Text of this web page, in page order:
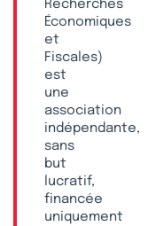
Recherches
Économiques
et
Fiscales)
est
une
association
indépendante,
sans
but
lucratif,
financée
uniquement